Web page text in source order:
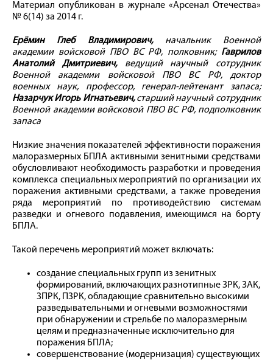
Материал опубликован в журнале «Арсенал Отечества»
№ 6(14) за 2014 г.
Ерёмин Глеб Владимирович, начальник Военной
академии войсковой ПВО ВС РФ, полковник;Гаврилов
Анатолий Дмитриевич, ведущий научный сотрудник
Военной академии войсковой ПВО ВС РФ, доктор
военных наук, профессор, генерал-лейтенант запаса;
Назарчук Игорь Игнатьевич,старший научный сотрудник
Военной академии войсковой ПВО ВС РФ, подполковник
запаса
Низкие значения показателей эффективности поражения
малоразмерных БПЛА активными зенитными средствами
обусловливают необходимость разработки и проведения
комплекса специальных мероприятий по организации их
поражения активными средствами, а также проведения
ряда мероприятий по противодействию системам
разведки и огневого подавления, имеющимся на борту
БПЛА.
Такой перечень мероприятий может включать:
создание специальных групп из зенитных
формирований, включающих разнотипные ЗРК, ЗАК,
ЗПРК, ПЗРК, обладающие сравнительно высокими
разведывательными и огневыми возможностями
при обнаружении и стрельбе по малоразмерным
целям и предназначенные исключительно для
поражения БПЛА;
совершенствование (модернизация) существующих